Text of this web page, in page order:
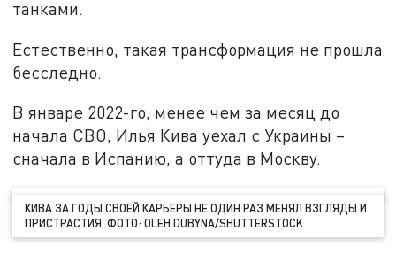
танками.
Естественно, такая трансформация не прошла
бесследно.
В январе 2022-го, менее чем за месяц до
начала СВО, Илья Кива уехал с Украины –
сначала в Испанию, а оттуда в Москву.
КИВА ЗА ГОДЫ СВОЕЙ КАРЬЕРЫ НЕ ОДИН РАЗ МЕНЯЛ ВЗГЛЯДЫ И
ПРИСТРАСТИЯ. ФОТО: OLEH DUBYNA/SHUTTERSTOCK